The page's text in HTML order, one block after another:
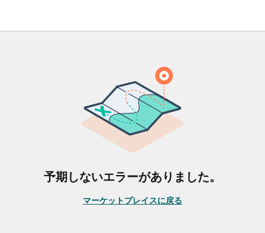
予期しないエラーがありました。
マーケットプレイスに戻る